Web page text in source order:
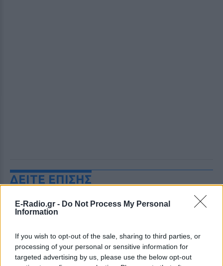
E-Radio.gr - Do Not Process My Personal
Information
If you wish to opt-out of the sale, sharing to third parties, or
processing of your personal or sensitive information for
targeted advertising by us, please use the below opt-out
ΔΕΙΤΕ ΕΠΙΣΗΣ
ΣΤΗΝ ΙΔΙΑ ΚΑΤΗΓΟΡΙΑ
στην Ελλάδα: «Κρύψτε ότι
είστε Ισραηλινοί» λόγω
διαδηλώσεων